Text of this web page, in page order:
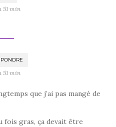
51 min
51 min
que j’ai pas mangé de
fois gras, ça devait être